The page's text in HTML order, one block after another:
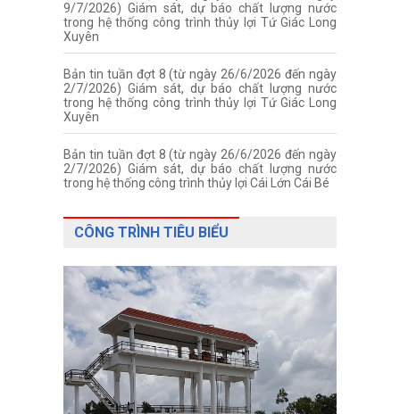
9/7/2026) Giám sát, dự báo chất lượng nước
trong hệ thống công trình thủy lợi Tứ Giác Long
Xuyên
Bản tin tuần đợt 8 (từ ngày 26/6/2026 đến ngày
2/7/2026) Giám sát, dự báo chất lượng nước
trong hệ thống công trình thủy lợi Tứ Giác Long
Xuyên
Bản tin tuần đợt 8 (từ ngày 26/6/2026 đến ngày
2/7/2026) Giám sát, dự báo chất lượng nước
trong hệ thống công trình thủy lợi Cái Lớn Cái Bé
CÔNG TRÌNH TIÊU BIỂU